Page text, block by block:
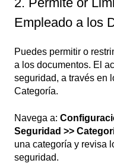
Empleado a los
Puedes permitir o
a los documentos. El
seguridad, a través en
Categoría.
Navega a:
Seguridad >>
una categoría y revisa
seguridad.